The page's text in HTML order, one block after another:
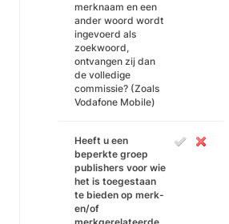
merknaam en een
ander woord wordt
ingevoerd als
zoekwoord,
ontvangen zij dan
de volledige
commissie? (Zoals
Vodafone Mobile)
Heeft u een
beperkte groep
publishers voor wie
het is toegestaan
te bieden op merk-
en/of